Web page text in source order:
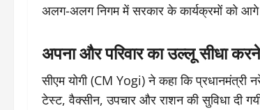
अलग-अलग निगम में सरकार के कार्यक्रमों को
अपना और परिवार का उल्लू सीधा
सीएम योगी (CM Yogi) ने कहा कि
टेस्ट, वैक्सीन, उपचार और राशन की सुविधा दी